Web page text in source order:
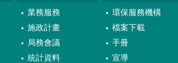
業務服務
施政計畫
局務會議
統計資料
環保服務機構
檔案下載
手冊
宣導